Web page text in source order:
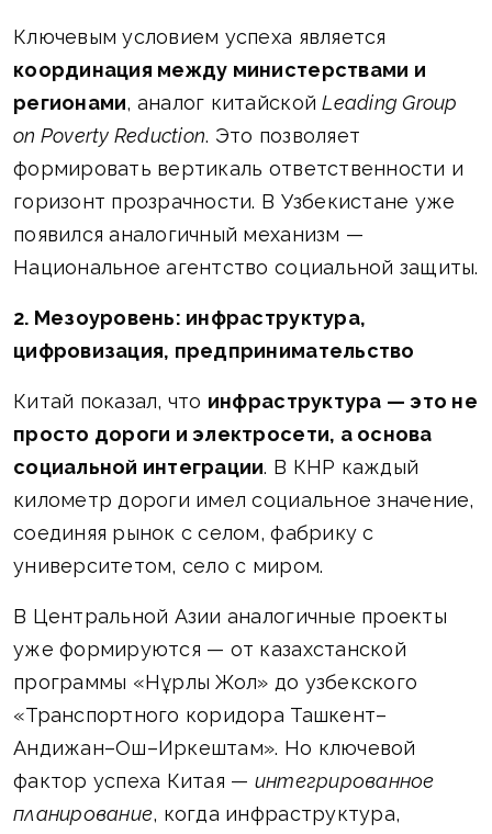
Ключевым условием успеха является
координация между министерствами и
регионами, аналог китайскойLeading Group
on Poverty Reduction. Это позволяет
формировать вертикаль ответственности и
горизонт прозрачности. В Узбекистане уже
появился аналогичный механизм —
Национальное агентство социальной защиты.
2. Мезоуровень: инфраструктура,
цифровизация, предпринимательство
Китай показал, что инфраструктура — это не
просто дороги и электросети, а основа
социальной интеграции. В КНР каждый
километр дороги имел социальное значение,
соединяя рынок с селом, фабрику с
университетом, село с миром.
В Центральной Азии аналогичные проекты
уже формируются — от казахстанской
программы «Нұрлы Жол» до узбекского
«Транспортного коридора Ташкент–
Андижан–Ош–Иркештам». Но ключевой
фактор успеха Китая — интегрированное
планирование, когда инфраструктура,